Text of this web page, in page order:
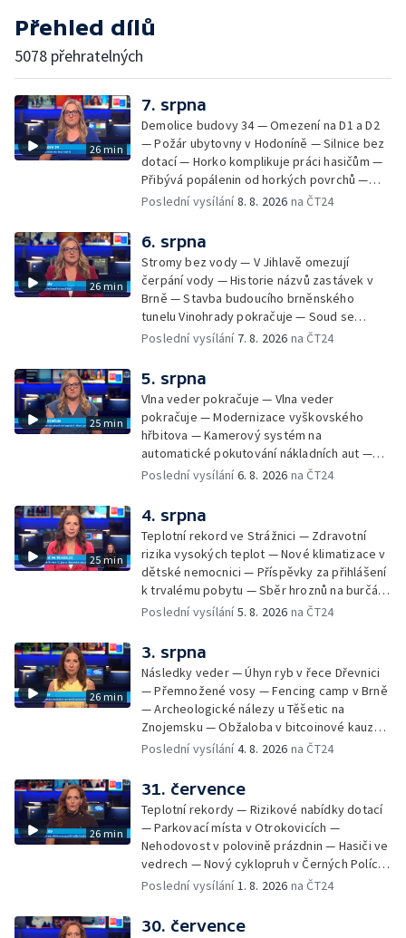
Přehled dílů
5078 přehratelných
26 min
7. srpna
Demolice budovy 34 — Omezení na D1 a D2
— Požár ubytovny v Hodoníně — Silnice bez
dotací — Horko komplikuje práci hasičům —
Přibývá popálenin od horkých povrchů —
Začíná prodej burčáku — Vedra komplikují
Poslední vysílání8. 8. 2026 na ČT24
26 min
6. srpna
Stromy bez vody — V Jihlavě omezují
čerpání vody — Historie názvů zastávek v
Brně — Stavba budoucího brněnského
tunelu Vinohrady pokračuje — Soud se
žhářem zlínského baru — Odložení bourání
Czech Rally Zlín — Začal 7. ročník festivalu
Pop Messe — Přestavba mostu v Hodoníně
— Fenomén památníčků
Poslední vysílání 7. 8. 2026 na ČT24
25 min
5. srpna
Vlna veder pokračuje — Vlna veder
pokračuje — Modernizace vyškovského
hřbitova — Kamerový systém na
automatické pokutování nákladních aut —
Demolice vyhořelé budovy ve Zlíně — Případ
stadionu na Vyškovsku — Výstraha před
bouřkami — Brno hostí Mezinárodní kytarový
festival — Očkování po kousnutí netopýrem
Poslední vysílání6. 8. 2026 na ČT24
25 min
4. srpna
Teplotní rekord ve Strážnici — Zdravotní
rizika vysokých teplot — Nové klimatizace v
dětské nemocnici — Příspěvky za přihlášení
k trvalému pobytu — Sběr hroznů na burčák
— Dokončení oprav vedení — Skončil termín
vody v obcích — Vyschlá koryta potoků —
Sdílení strážníků na Brněnsku
Poslední vysílání5. 8. 2026 na ČT24
26 min
3. srpna
Následky veder — Úhyn ryb v řece Dřevnici
— Přemnožené vosy — Fencing camp v Brně
— Archeologické nálezy u Těšetic na
Znojemsku — Obžaloba v bitcoinové kauze
— Přestavba silnice přes Bzenec na
Zašové — Letní opravy divadel — Český hlas
ve vesmíru
Poslední vysílání4. 8. 2026 na ČT24
26 min
31. července
Teplotní rekordy — Rizikové nabídky dotací
— Parkovací místa v Otrokovicích —
Nehodovost v polovině prázdnin — Hasiči ve
vedrech — Nový cyklopruh v Černých Polích
— Květinová výstava ve Věžkách
Poslední vysílání1. 8. 2026 na ČT24
30. července